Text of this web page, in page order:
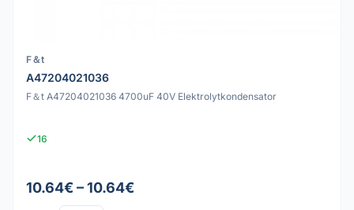
F＆t
A47204021036
F＆t A47204021036 4700uF 40V Elektrolytkondensator
16
10.64€ – 10.64€